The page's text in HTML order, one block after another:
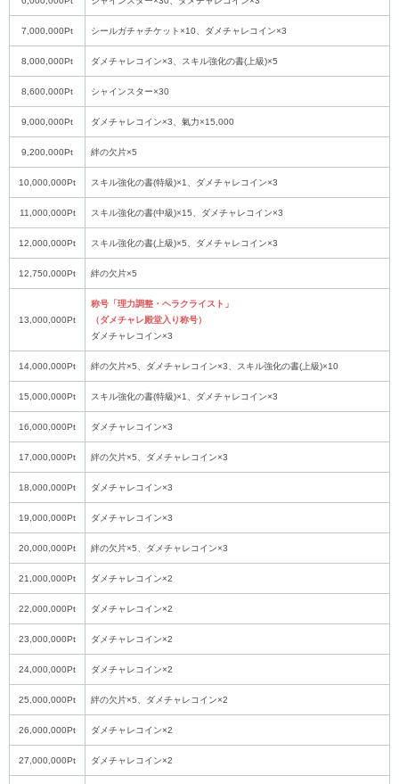
7,000,000Pt シールガチャチケット×10、ダメチャレコイン×3
8,000,000Pt ダメチャレコイン×3、スキル強化の書(上級)×5
8,600,000Pt シャインスター×30
9,000,000Pt ダメチャレコイン×3、氣力×15,000
9,200,000Pt 絆の欠片×5
10,000,000Pt スキル強化の書(特級)×1、ダメチャレコイン×3
11,000,000Pt スキル強化の書(中級)×15、ダメチャレコイン×3
12,000,000Pt スキル強化の書(上級)×5、ダメチャレコイン×3
12,750,000Pt 絆の欠片×5
13,000,000Pt
称号「理力調整・ヘラクライスト」
（ダメチャレ殿堂入り称号）
ダメチャレコイン×3
14,000,000Pt 絆の欠片×5、ダメチャレコイン×3、スキル強化の書(上級)×10
15,000,000Pt スキル強化の書(特級)×1、ダメチャレコイン×3
16,000,000Pt ダメチャレコイン×3
17,000,000Pt 絆の欠片×5、ダメチャレコイン×3
18,000,000Pt ダメチャレコイン×3
19,000,000Pt ダメチャレコイン×3
20,000,000Pt 絆の欠片×5、ダメチャレコイン×3
21,000,000Pt ダメチャレコイン×2
22,000,000Pt ダメチャレコイン×2
23,000,000Pt ダメチャレコイン×2
24,000,000Pt ダメチャレコイン×2
25,000,000Pt 絆の欠片×5、ダメチャレコイン×2
26,000,000Pt ダメチャレコイン×2
27,000,000Pt ダメチャレコイン×2